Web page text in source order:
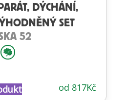
DÝCHÁNÍ,
SET
52
od 817Kč